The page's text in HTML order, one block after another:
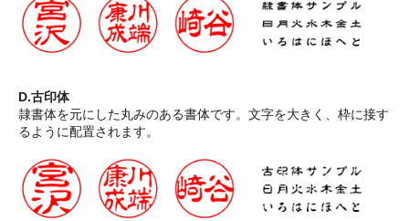
D.古印体
隷書体を元にした丸みのある書体です。文字を大きく、枠に接す
るように配置されます。